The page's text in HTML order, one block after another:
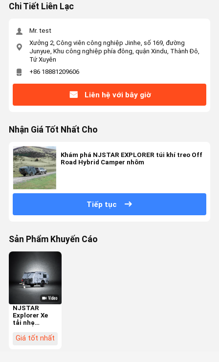
Chi Tiết Liên Lạc
Mr. test
Xưởng 2, Công viên công nghiệp Jinhe, số 169, đường
Junyue, Khu công nghiệp phía đông, quận Xindu, Thành Đô,
Tứ Xuyên
+86 18881209606
Liên hệ với bây giờ
Nhận Giá Tốt Nhất Cho
Khám phá NJSTAR EXPLORER túi khí treo Off
Road Hybrid Camper nhôm
Tiếp tục
Sản Phẩm Khuyến Cáo
NJSTAR
Explorer Xe
tải nhẹ
khả năng cho
Giá tốt nhất